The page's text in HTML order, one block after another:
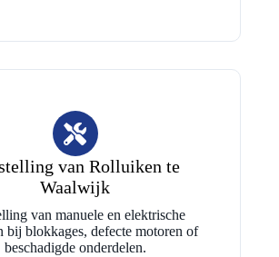
van Rolluiken te
Waalwijk
van manuele en elektrische
bij blokkages, defecte motoren of
beschadigde onderdelen.